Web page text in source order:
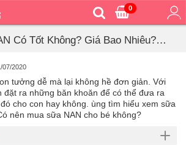
0
Có Tốt Không? Giá Bao Nhiêu?
07/2020
tưởng dễ mà lại không hề đơn giản. Với
đặt ra những băn khoăn để có thể đưa ra
cho con hay không. ùng tìm hiểu xem sữa
nên mua sữa NAN cho bé không?